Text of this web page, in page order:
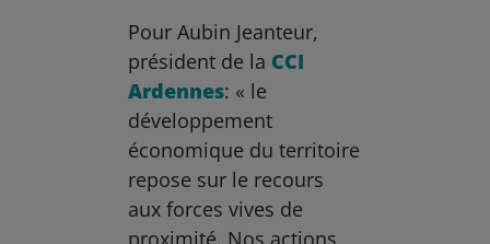
Pour Aubin Jeanteur,
président de la CCI
Ardennes: « le
développement
économique du territoire
repose sur le recours
aux forces vives de
proximité. Nos actions